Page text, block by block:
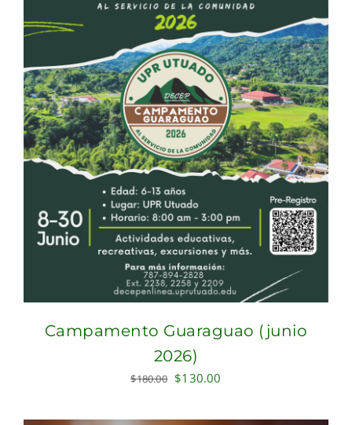
Campamento Guaraguao (junio
2026)
$180.00 Original
was:
$130.00
is: